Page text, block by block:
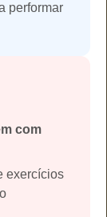
performar
com
exercícios